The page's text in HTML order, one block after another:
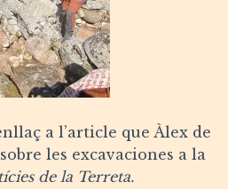
a l’article que Àlex de
les excavaciones a la
de la Terreta.